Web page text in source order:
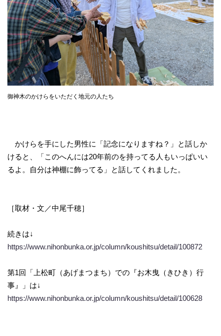
御神木のかけらをいただく地元の人たち
かけらを手にした男性に「記念になりますね？」と話しか
けると、「このへんには20年前のを持ってる人もいっぱいい
るよ。自分は神棚に飾ってる」と話してくれました。
［取材・文／中尾千穂］
続きは↓
https://www.nihonbunka.or.jp/column/koushitsu/detail/100872
第1回「上松町（あげまつまち）での『お木曳（きひき）行
事』」は↓
https://www.nihonbunka.or.jp/column/koushitsu/detail/100628